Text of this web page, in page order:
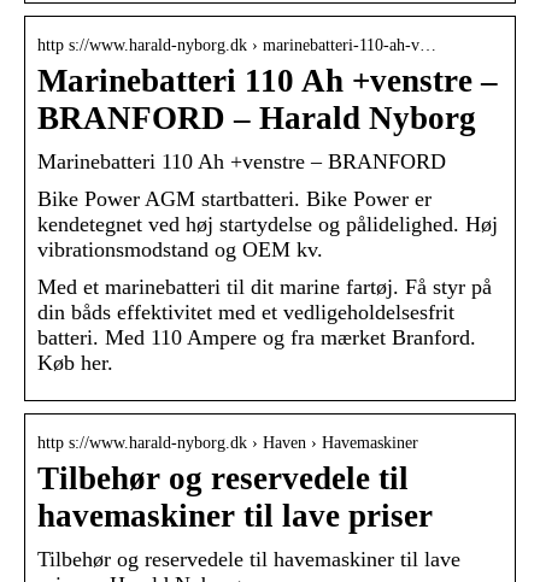
http s://www.harald-nyborg.dk › marinebatteri-110-ah-v…
Marinebatteri 110 Ah +venstre –
BRANFORD – Harald Nyborg
Marinebatteri 110 Ah +venstre – BRANFORD
Bike Power AGM startbatteri. Bike Power er
kendetegnet ved høj startydelse og pålidelighed. Høj
vibrationsmodstand og OEM kv.
Med et marinebatteri til dit marine fartøj. Få styr på
din båds effektivitet med et vedligeholdelsesfrit
batteri. Med 110 Ampere og fra mærket Branford.
Køb her.
http s://www.harald-nyborg.dk › Haven › Havemaskiner
Tilbehør og reservedele til
havemaskiner til lave priser
Tilbehør og reservedele til havemaskiner til lave